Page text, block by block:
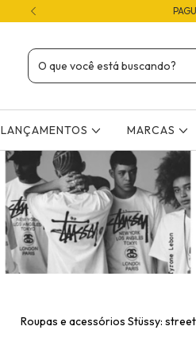
LANÇAMENTOS MARCAS
Roupas e acessórios Stüssy: